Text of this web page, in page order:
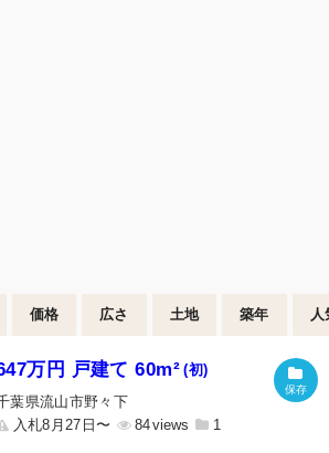
価格 広さ 土地 築年 人
万円 戸建て 60m² (初)
葉県流山市野々下
入札8月27日〜
84 1